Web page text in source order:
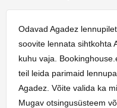
Odavad Agadez
soovite lennata sihtkohta
kuhu vaja.
teil leida parimaid
Agadez. Võite valida ka
Mugav otsingusüsteem